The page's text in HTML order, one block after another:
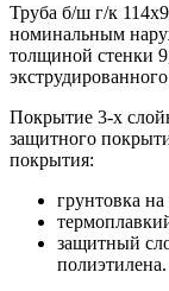
Труба б/ш г/к
номинальным
толщиной стенки
Покрытие 3-х
защитного
покрытия:
грунтовка
защитный
полиэтилена.